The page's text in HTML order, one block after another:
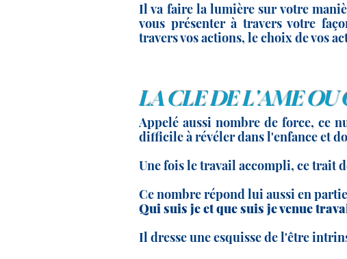
Il va faire la lumière sur votre
vous présenter à travers votre
travers vos actions, le choix de vos
LA CLE DE L'AME OU
Appelé aussi nombre de force, ce
difficile à révéler dans l'enfance et
Une fois le travail accompli, ce trait
Ce nombre répond lui aussi en
Qui suis je et que suis je venue
Il dresse une esquisse de l'être